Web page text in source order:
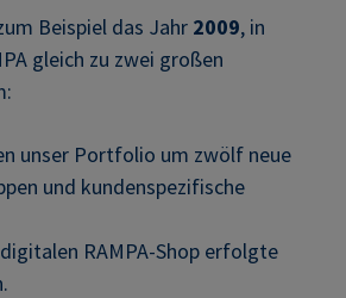
Beispiel das Jahr 2009, in
gleich zu zwei großen
unser Portfolio um zwölf neue
und kundenspezifische
RAMPA-Shop erfolgte